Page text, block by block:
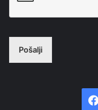
Pošalji